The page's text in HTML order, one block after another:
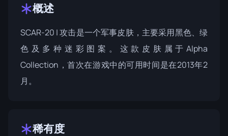
概述
SCAR-20 | 攻击是一个军事皮肤，主要采用黑色、绿
色及多种迷彩图案。这款皮肤属于 Alpha
Collection ，首次在游戏中的可用时间是在2013年2
月。
稀有度